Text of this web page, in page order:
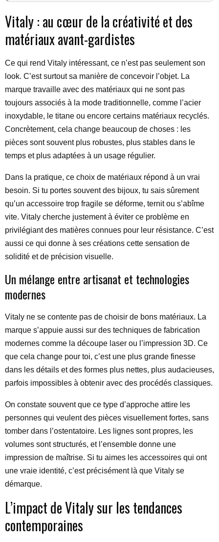
Vitaly : au cœur de la créativité et des
matériaux avant-gardistes
Ce qui rend Vitaly intéressant, ce n’est pas seulement son
look. C’est surtout sa manière de concevoir l’objet. La
marque travaille avec des matériaux qui ne sont pas
toujours associés à la mode traditionnelle, comme l’acier
inoxydable, le titane ou encore certains matériaux recyclés.
Concrètement, cela change beaucoup de choses : les
pièces sont souvent plus robustes, plus stables dans le
temps et plus adaptées à un usage régulier.
Dans la pratique, ce choix de matériaux répond à un vrai
besoin. Si tu portes souvent des bijoux, tu sais sûrement
qu’un accessoire trop fragile se déforme, ternit ou s’abîme
vite. Vitaly cherche justement à éviter ce problème en
privilégiant des matières connues pour leur résistance. C’est
aussi ce qui donne à ses créations cette sensation de
solidité et de précision visuelle.
Un mélange entre artisanat et technologies
modernes
Vitaly ne se contente pas de choisir de bons matériaux. La
marque s’appuie aussi sur des techniques de fabrication
modernes comme la découpe laser ou l’impression 3D. Ce
que cela change pour toi, c’est une plus grande finesse
dans les détails et des formes plus nettes, plus audacieuses,
parfois impossibles à obtenir avec des procédés classiques.
On constate souvent que ce type d’approche attire les
personnes qui veulent des pièces visuellement fortes, sans
tomber dans l’ostentatoire. Les lignes sont propres, les
volumes sont structurés, et l’ensemble donne une
impression de maîtrise. Si tu aimes les accessoires qui ont
une vraie identité, c’est précisément là que Vitaly se
démarque.
L’impact de Vitaly sur les tendances
contemporaines